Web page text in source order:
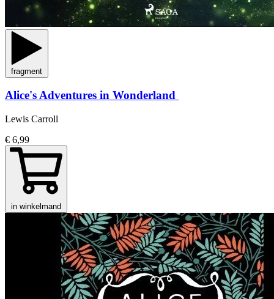
fragment
Alice's Adventures in Wonderland
Lewis Carroll
€ 6,99
in winkelmand